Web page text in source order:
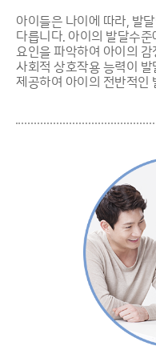
아이들은 나이에 따라, 발
다릅니다. 아이의 발달수
요인을 파악하여 아이의
사회적 상호작용 능력이
제공하여 아이의 전반적인